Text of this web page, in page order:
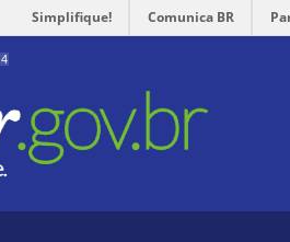
Simplifique! Comunica BR
4